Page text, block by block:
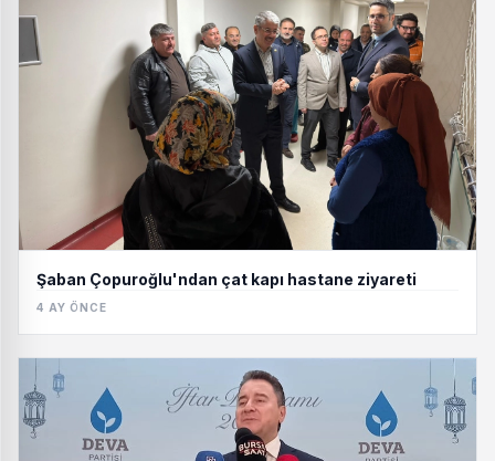
Şaban Çopuroğlu'ndan çat kapı hastane ziyareti
4 AY ÖNCE